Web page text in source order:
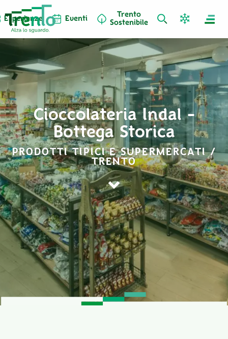
Esperienze Eventi
Trento
Sostenibile
Cioccolateria Indal -
Bottega Storica
PRODOTTI TIPICI E SUPERMERCATI /
TRENTO